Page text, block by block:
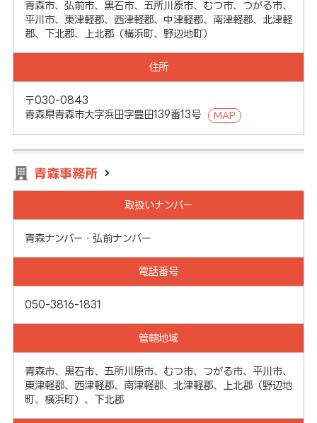
青森市、弘前市、黒石市、五所川原市、むつ市、つがる市、
平川市、東津軽郡、西津軽郡、中津軽郡、南津軽郡、北津軽
郡、下北郡、上北郡（横浜町、野辺地町）
住所
〒030-0843
青森県青森市大字浜田字豊田139番13号
MAP
青森事務所
取扱いナンバー
青森ナンバー・弘前ナンバー
電話番号
050-3816-1831
管轄地域
青森市、黒石市、五所川原市、むつ市、つがる市、平川市、
東津軽郡、西津軽郡、南津軽郡、北津軽郡、上北郡（野辺地
町、横浜町）、下北郡